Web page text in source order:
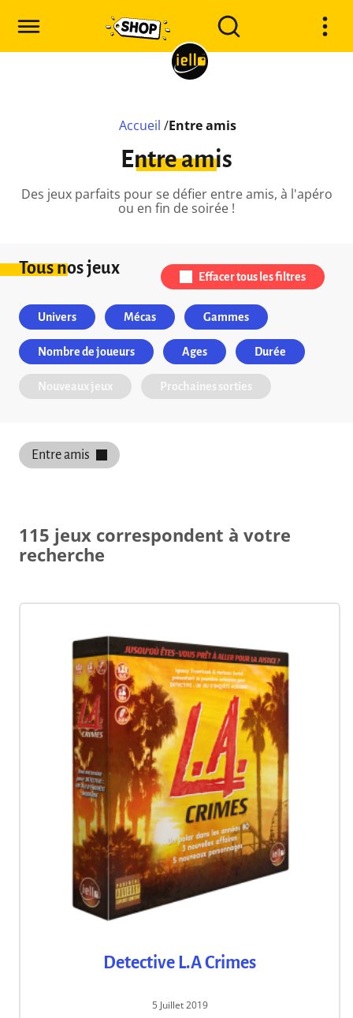
Accueil /Entre amis
Entre amis
Des jeux parfaits pour se défier entre amis, à l'apéro
ou en fin de soirée !
Tous nos jeux Effacer tous les filtres
Univers Mécas Gammes
Nombre de joueurs Ages Durée
Nouveaux jeux Prochaines sorties
Entre amis
115 jeux correspondent à votre
recherche
Detective L.A Crimes
5 Juillet 2019